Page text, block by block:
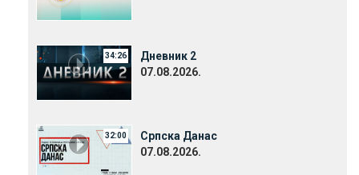
34:26
Дневник 2
07.08.2026.
32:00
Српска Данас
07.08.2026.